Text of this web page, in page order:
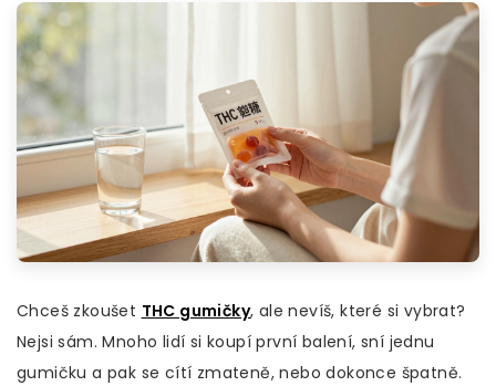
Chceš zkoušet THC gumičky, ale nevíš, které si vybrat?
Nejsi sám. Mnoho lidí si koupí první balení, sní jednu
gumičku a pak se cítí zmateně, nebo dokonce špatně.